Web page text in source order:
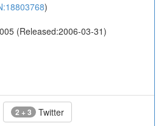
)
(Released:2006-03-31)
2 + 3 Twitter